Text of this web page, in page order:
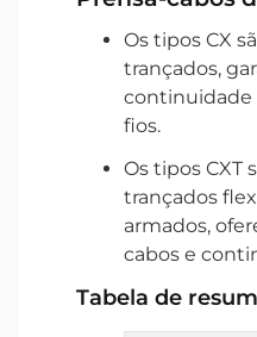
Os tipos CX
trançados,
continuidade
fios.
Os tipos CXT
trançados
armados,
cabos e
Tabela de